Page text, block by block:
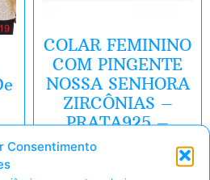
Consentimento
COLAR FEMININO
COM PINGENTE
NOSSA SENHORA
ZIRCÔNIAS –
PRATA925 –
JROMERO
ARTIGOS COR NA